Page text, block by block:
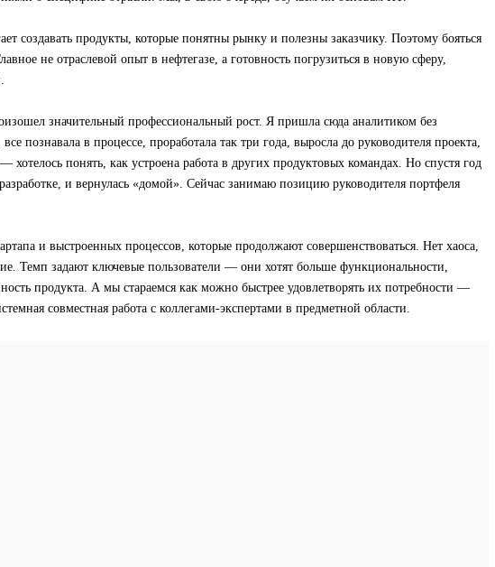
создавать продукты, которые понятны рынку и полезны заказчику. Поэтому бояться
не отраслевой опыт в нефтегазе, а готовность погрузиться в новую сферу,
значительный профессиональный рост. Я пришла сюда аналитиком без
познавала в процессе, проработала так три года, выросла до руководителя проекта,
понять, как устроена работа в других продуктовых командах. Но спустя год
и вернулась «домой». Сейчас занимаю позицию руководителя портфеля
и выстроенных процессов, которые продолжают совершенствоваться. Нет хаоса,
Темп задают ключевые пользователи — они хотят больше функциональности,
продукта. А мы стараемся как можно быстрее удовлетворять их потребности —
совместная работа с коллегами-экспертами в предметной области.